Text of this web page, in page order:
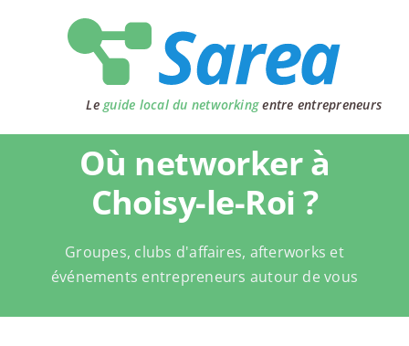
Le guide local du networkingentre entrepreneurs
Où networker à
Choisy-le-Roi ?
Groupes, clubs d'affaires, afterworks et
événements entrepreneurs autour de vous